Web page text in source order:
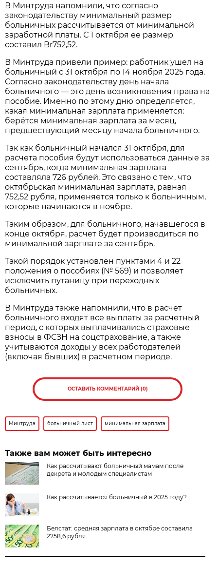
В Минтруда напомнили, что согласно
законодательству минимальный размер
больничных рассчитывается от минимальной
заработной платы. С 1 октября ее размер
составил Br752,52.
В Минтруда привели пример: работник ушел на
больничный с 31 октября по 14 ноября 2025 года.
Согласно законодательству день начала
больничного — это день возникновения права на
пособие. Именно по этому дню определяется,
какая минимальная зарплата применяется:
берётся минимальная зарплата за месяц,
предшествующий месяцу начала больничного.
Так как больничный начался 31 октября, для
расчета пособия будут использоваться данные за
сентябрь, когда минимальная зарплата
составляла 726 рублей. Это связано с тем, что
октябрьская минимальная зарплата, равная
752,52 рубля, применяется только к больничным,
которые начинаются в ноябре.
Таким образом, для больничного, начавшегося в
конце октября, расчет будет производиться по
минимальной зарплате за сентябрь.
Такой порядок установлен пунктами 4 и 22
положения о пособиях (№ 569) и позволяет
исключить путаницу при переходных
больничных.
В Минтруда также напомнили, что в расчет
больничного входят все выплаты за расчетный
период, с которых выплачивались страховые
взносы в ФСЗН на соцстрахование, а также
учитываются доходы у всех работодателей
(включая бывших) в расчетном периоде.
ОСТАВИТЬ КОММЕНТАРИЙ (0)
Минтруда больничный лист минимальная зарплата
Также вам может быть интересно
Как рассчитывают больничный мамам после
декрета и молодым специалистам
Как рассчитывается больничный в 2025 году?
Белстат: средняя зарплата в октябре составила
2758,6 рубля